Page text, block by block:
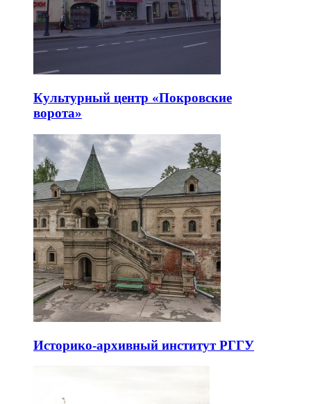
Культурный центр «Покровские
ворота»
Историко-архивный институт РГГУ